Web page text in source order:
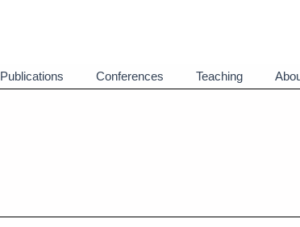
Publications Conferences Teaching